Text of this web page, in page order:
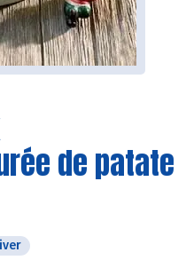
de patate